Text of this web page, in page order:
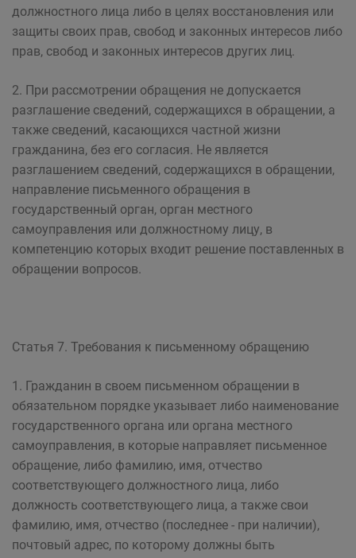
должностного лица либо в целях восстановления или
защиты своих прав, свобод и законных интересов либо
прав, свобод и законных интересов других лиц.
2. При рассмотрении обращения не допускается
разглашение сведений, содержащихся в обращении, а
также сведений, касающихся частной жизни
гражданина, без его согласия. Не является
разглашением сведений, содержащихся в обращении,
направление письменного обращения в
государственный орган, орган местного
самоуправления или должностному лицу, в
компетенцию которых входит решение поставленных в
обращении вопросов.
Статья 7. Требования к письменному обращению
1. Гражданин в своем письменном обращении в
обязательном порядке указывает либо наименование
государственного органа или органа местного
самоуправления, в которые направляет письменное
обращение, либо фамилию, имя, отчество
соответствующего должностного лица, либо
должность соответствующего лица, а также свои
фамилию, имя, отчество (последнее - при наличии),
почтовый адрес, по которому должны быть